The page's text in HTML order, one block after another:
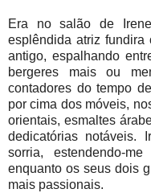
Era no salão de
esplêndida atriz
antigo, espalhando
bergeres mais ou
contadores do tempo
por cima dos móveis,
orientais, esmaltes
dedicatórias notáveis.
sorria, estendendo-
enquanto os seus dois
mais passionais.